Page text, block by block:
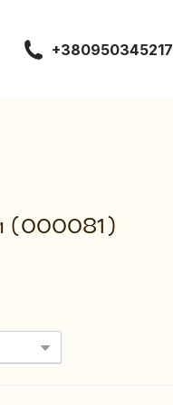
+380950345217
(000081)